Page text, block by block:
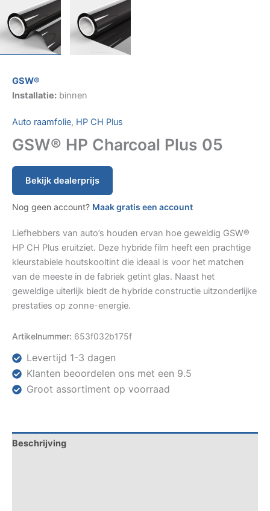
GSW®
Installatie: binnen
Auto raamfolie, HP CH Plus
GSW® HP Charcoal Plus 05
Bekijk dealerprijs
Nog geen account? Maak gratis een account
Liefhebbers van auto’s houden ervan hoe geweldig GSW®
HP CH Plus eruitziet. Deze hybride film heeft een prachtige
kleurstabiele houtskooltint die ideaal is voor het matchen
van de meeste in de fabriek getint glas. Naast het
geweldige uiterlijk biedt de hybride constructie uitzonderlijke
prestaties op zonne-energie.
Artikelnummer: 653f032b175f
Levertijd 1-3 dagen
Klanten beoordelen ons met een 9.5
Groot assortiment op voorraad
Beschrijving